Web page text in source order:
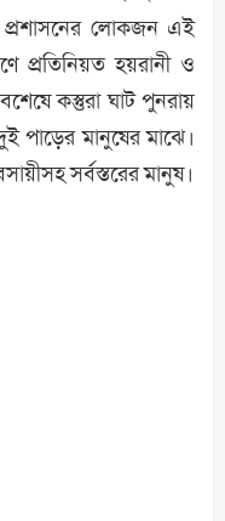
লোকজন এই
প্রতিনিয়ত হয়রানী ও
কস্তুরা ঘাট পুনরায়
পাড়ের মানুষের মাঝে।
সর্বস্তরের মানুষ।